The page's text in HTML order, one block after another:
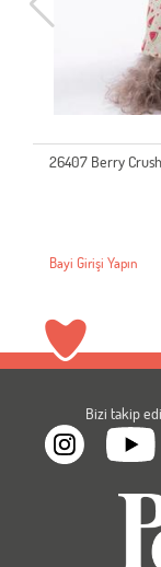
26407 Berry
Bayi Girişi Yapın
Bizi takip